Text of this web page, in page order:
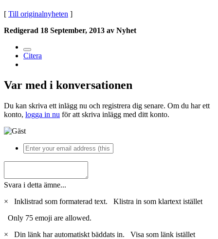
[ Till originalnyheten ]
Redigerad 18 September, 2013 av Nyhet
Citera
Var med i konversationen
Du kan skriva ett inlägg nu och registrera dig senare. Om du har ett
konto, logga in nu för att skriva inlägg med ditt konto.
Svara i detta ämne...
×
Inklistrad som formaterad text. Klistra in som klartext istället
Only 75 emoji are allowed.
×
Din länk har automatiskt bäddats in. Visa som länk istället